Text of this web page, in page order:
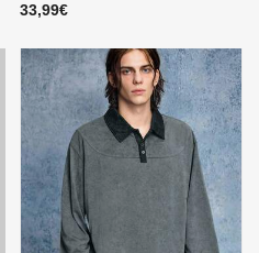
33,99€